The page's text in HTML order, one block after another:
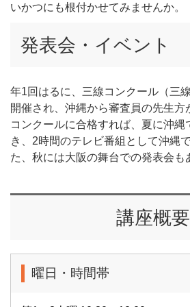
いかつにも根付かせてみませんか。
発表会・イベント
年1回はるに、三線コンクール（三
開催され、沖縄から審査員の先生方
コンクールに合格すれば、夏に沖
き、2時間のテレビ番組として沖縄
た、秋には大阪の舞台での発表会も
講座概要
曜日・時間帯